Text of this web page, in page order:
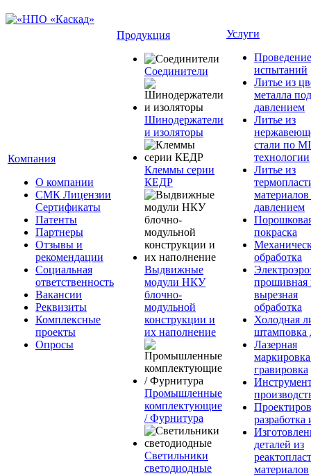
Компания
О компании
СМК Лицензии
Сертификаты
Патенты
Партнеры
Отзывы и
рекомендации
Социальная
ответственность
Вакансии
Реквизиты
Комплексные
проекты
Опросы
Продукция
Соединители
Шинодержатели
и изоляторы
Клеммы серии
КЕДР
Выдвижные
модули НКУ
блочно-
модульной
конструкции и
их наполнение
Промышленные
комплектующие
/ Фурнитура
Светильники
светодиодные
Услуги
Проведение
испытаний
Литье из
металла под
давлением
Литье из
стали по
технологии
Литье из
давлением
покраска
обработка
прошивная
вырезная
обработка
Холодная
штамповка
Лазерная
гравировка
разработка
деталей из
материалов